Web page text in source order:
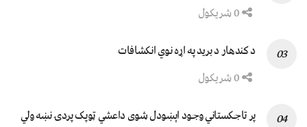
د کندهار د برید په اړه نوي انکشافات
پر تاجکستاني وجود اېښودل شوی داعشي ټوپک پردۍ نښه ولي